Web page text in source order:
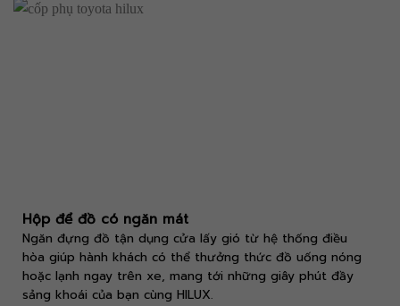
Hộp để đồ có ngăn mát
Ngăn đựng đồ tận dụng cửa lấy gió từ hệ thống điều
hòa giúp hành khách có thể thưởng thức đồ uống nóng
hoặc lạnh ngay trên xe, mang tới những giây phút đầy
sảng khoái của bạn cùng HILUX.